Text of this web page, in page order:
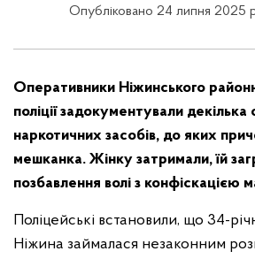
Опубліковано 24 липня 2025
Оперативники Ніжинського
поліції задокументували декілька
наркотичних засобів, до яких
мешканка. Жінку затримали, їй
позбавлення волі з конфіскацією
Поліцейські встановили, що 34-
Ніжина займалася незаконним